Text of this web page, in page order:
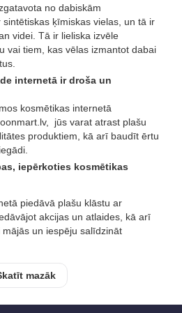
no dabiskām
ķīmiskas vielas, un tā ir
videi. Tā ir lieliska izvēle
vai tiem, kas vēlas izmantot dabai
internetā ir droša un
kosmētikas internetā
jūs varat atrast plašu
produktiem, kā arī baudīt ērtu
iepērkoties kosmētikas
piedāvā plašu klāstu ar
akcijas un atlaides, kā arī
un iespēju salīdzināt
mazāk